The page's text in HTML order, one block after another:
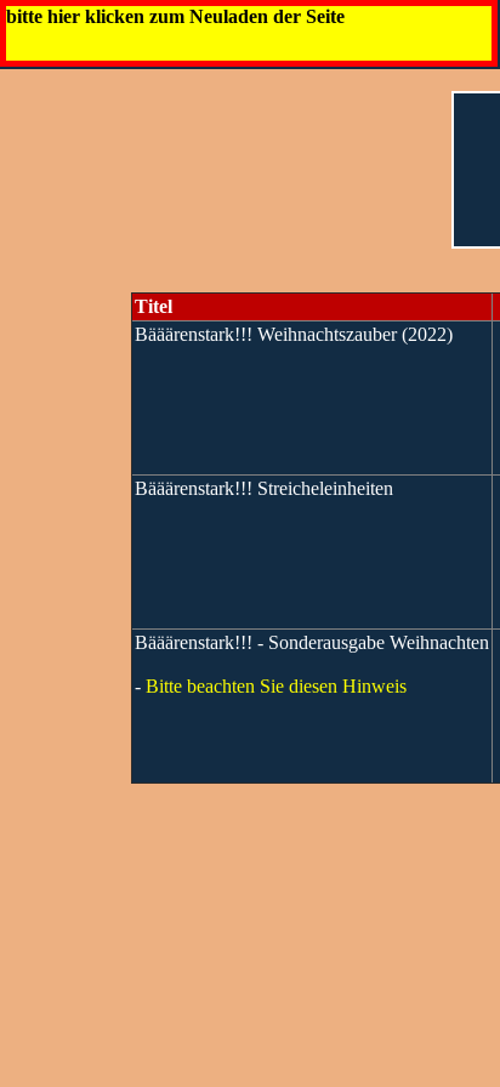
bitte hier klicken zum Neuladen der Seite
Titel
Bääärenstark!!! Weihnachtszauber (2022)
Bääärenstark!!! Streicheleinheiten
Bääärenstark!!! - Sonderausgabe Weihnachten
- Bitte beachten Sie diesen Hinweis